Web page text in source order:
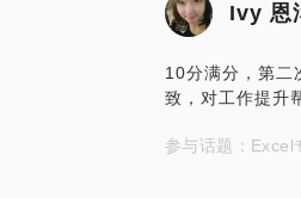
Ivy 恩
10分满分，第二
致，对工作提升
参与话题：Excel